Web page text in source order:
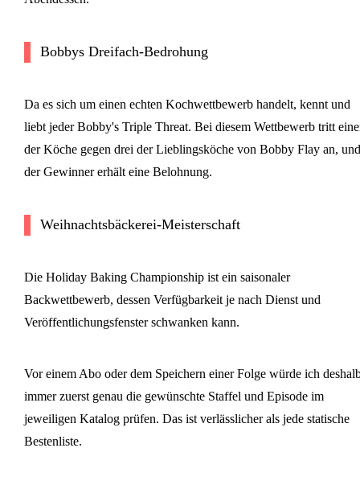
Bobbys Dreifach-Bedrohung
Da es sich um einen echten Kochwettbewerb handelt, kennt und
liebt jeder Bobby's Triple Threat. Bei diesem Wettbewerb tritt
der Köche gegen drei der Lieblingsköche von Bobby Flay an, und
der Gewinner erhält eine Belohnung.
Weihnachtsbäckerei-Meisterschaft
Die Holiday Baking Championship ist ein saisonaler
Backwettbewerb, dessen Verfügbarkeit je nach Dienst und
Veröffentlichungsfenster schwanken kann.
Vor einem Abo oder dem Speichern einer Folge würde ich
immer zuerst genau die gewünschte Staffel und Episode im
jeweiligen Katalog prüfen. Das ist verlässlicher als jede statische
Bestenliste.